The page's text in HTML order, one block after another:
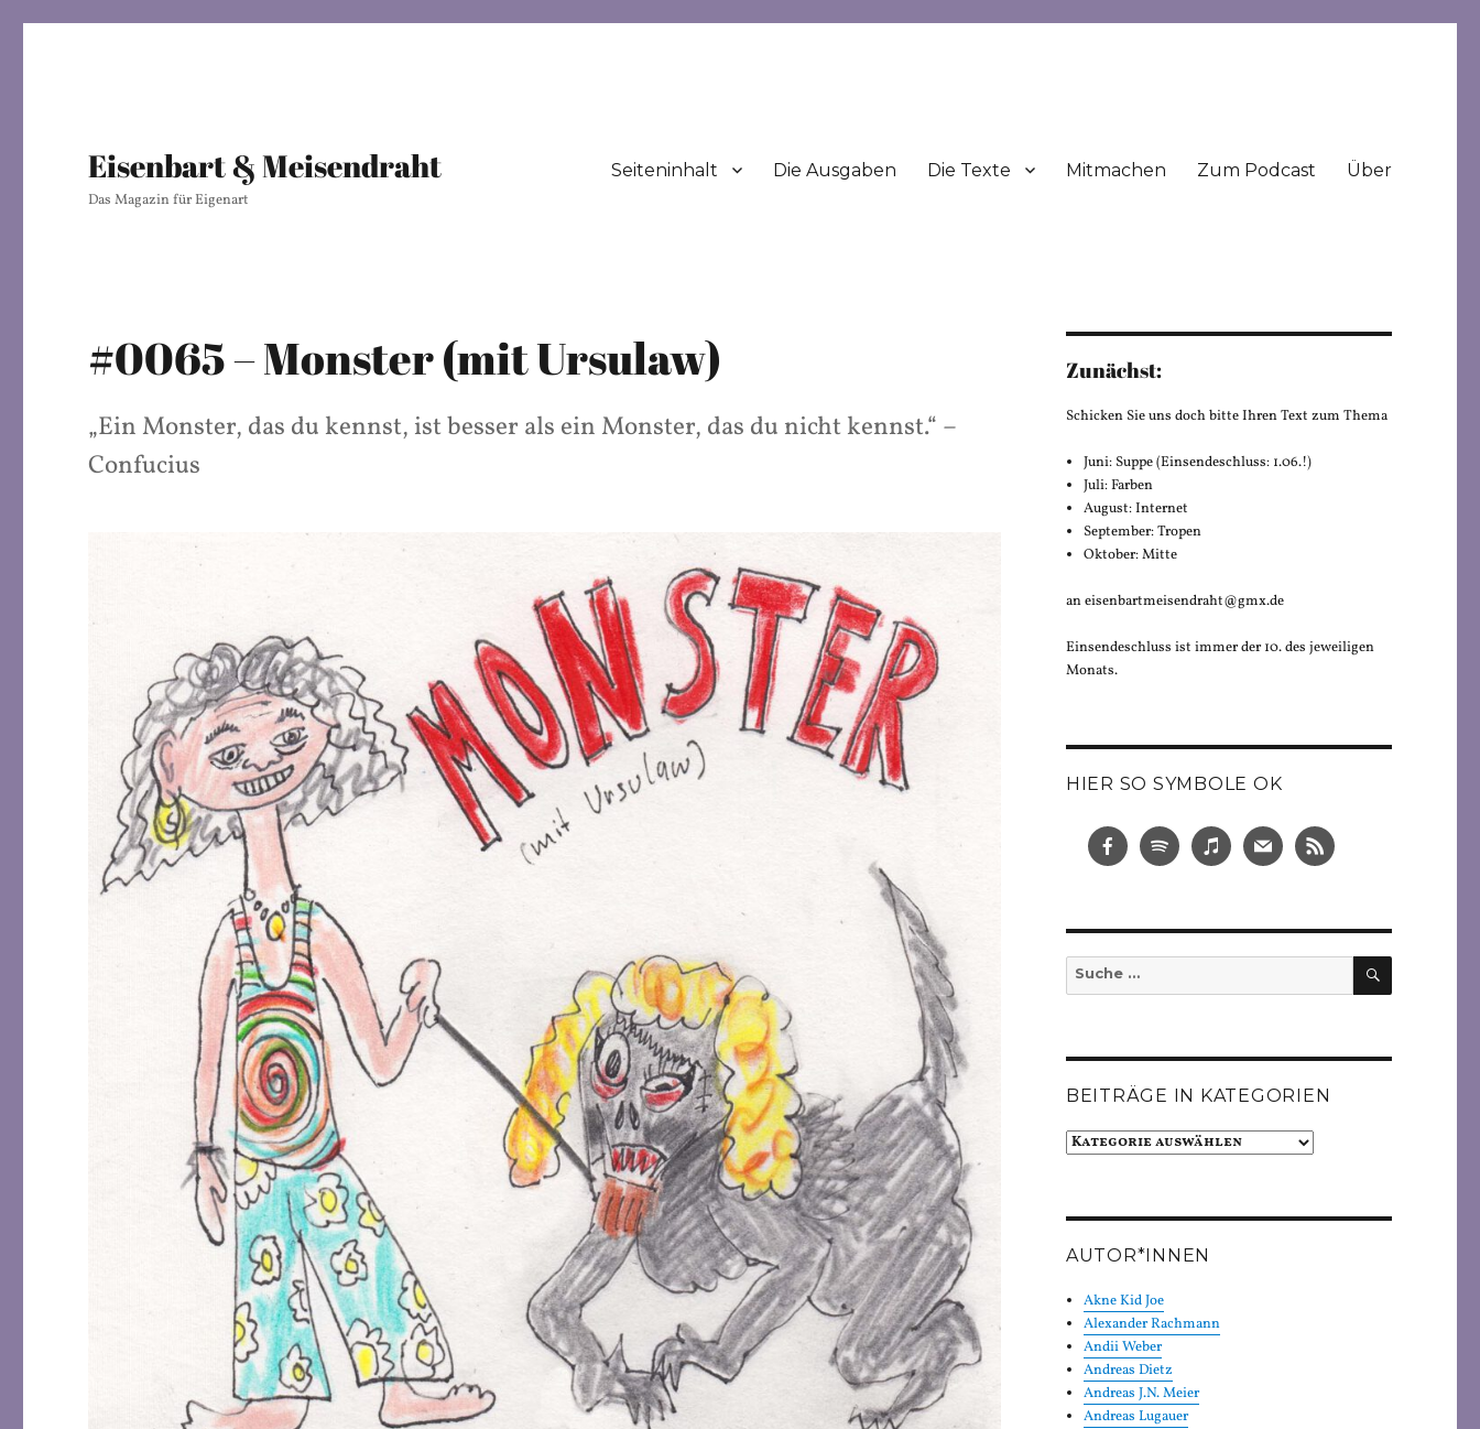
Eisenbart & Meisendraht
Das Magazin für Eigenart
Seiteninhalt Die Ausgaben Die Texte Mitmachen Zum Podcast Über
#0065 – Monster (mit Ursulaw)
„Ein Monster, das du kennst, ist besser als ein Monster, das du nicht kennst.“ –
Confucius
Zunächst:
Schicken Sie uns doch bitte Ihren Text zum Thema
Juni: Suppe (Einsendeschluss: 1.06.!)
Juli: Farben
August: Internet
September: Tropen
Oktober: Mitte
an eisenbartmeisendraht@gmx.de
Einsendeschluss ist immer der 10. des jeweiligen
Monats.
HIER SO SYMBOLE OK
Suche
nach:
SUCHEN
BEITRÄGE IN KATEGORIEN
Beiträge
AUTOR*INNEN
Akne Kid Joe
Alexander Rachmann
Andii Weber
Andreas Dietz
Andreas J.N. Meier
Andreas Lugauer